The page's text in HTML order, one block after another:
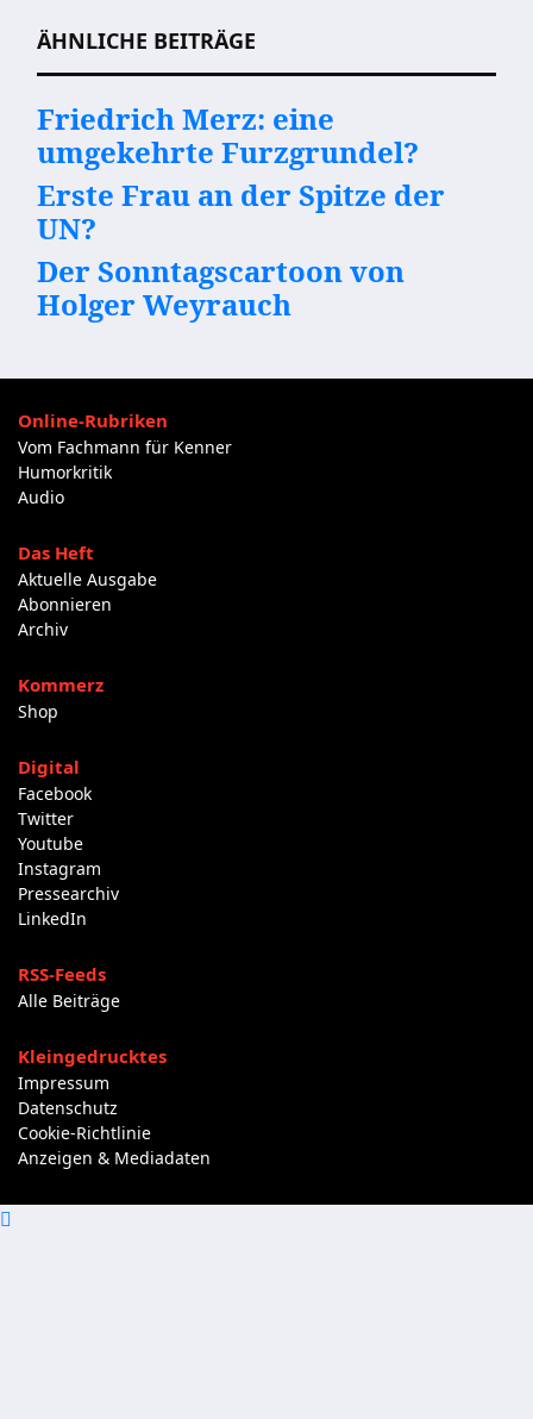
ÄHNLICHE BEITRÄGE
Friedrich Merz: eine
umgekehrte Furzgrundel?
Erste Frau an der Spitze der
UN?
Der Sonntagscartoon von
Holger Weyrauch
Online-Rubriken
Vom Fachmann für Kenner
Humorkritik
Audio
Das Heft
Aktuelle Ausgabe
Abonnieren
Archiv
Kommerz
Shop
Digital
Facebook
Twitter
Youtube
Instagram
Pressearchiv
LinkedIn
RSS-Feeds
Alle Beiträge
Kleingedrucktes
Impressum
Datenschutz
Cookie-Richtlinie
Anzeigen & Mediadaten